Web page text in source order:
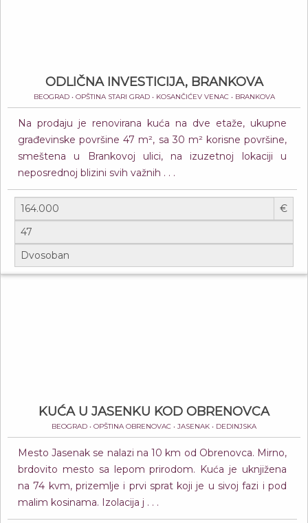
ODLIČNA INVESTICIJA, BRANKOVA
BEOGRAD • OPŠTINA STARI GRAD • KOSANČIĆEV VENAC • BRANKOVA
Na prodaju je renovirana kuća na dve etaže, ukupne
građevinske površine 47 m², sa 30 m² korisne površine,
smeštena u Brankovoj ulici, na izuzetnoj lokaciji u
neposrednoj blizini svih važnih . . .
€
KUĆA U JASENKU KOD OBRENOVCA
BEOGRAD • OPŠTINA OBRENOVAC • JASENAK • DEDINJSKA
Mesto Jasenak se nalazi na 10 km od Obrenovca. Mirno,
brdovito mesto sa lepom prirodom. Kuća je uknjižena
na 74 kvm, prizemlje i prvi sprat koji je u sivoj fazi i pod
malim kosinama. Izolacija j . . .